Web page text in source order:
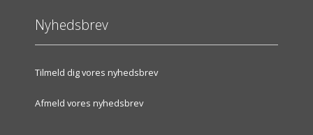
Nyhedsbrev
Tilmeld dig vores nyhedsbrev
Afmeld vores nyhedsbrev